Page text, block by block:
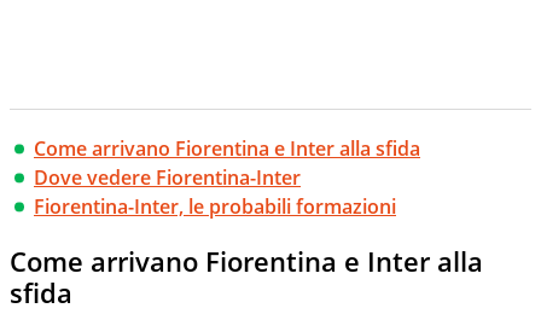
Come arrivano Fiorentina e Inter alla sfida
Dove vedere Fiorentina-Inter
Fiorentina-Inter, le probabili formazioni
Come arrivano Fiorentina e Inter alla
sfida